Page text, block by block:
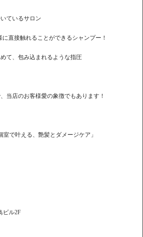
ているサロン
直接触れることができるシャンプー！
て、包み込まれるような指圧
当店のお客様愛の象徴でもあります！
室で叶える、艶髪とダメージケア」
ビル2F